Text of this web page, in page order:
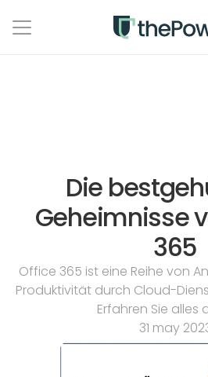
Die
Geheimnisse
365
Office 365 ist eine Reihe von
Produktivität durch Cloud-
Erfahren Sie alles
31 may